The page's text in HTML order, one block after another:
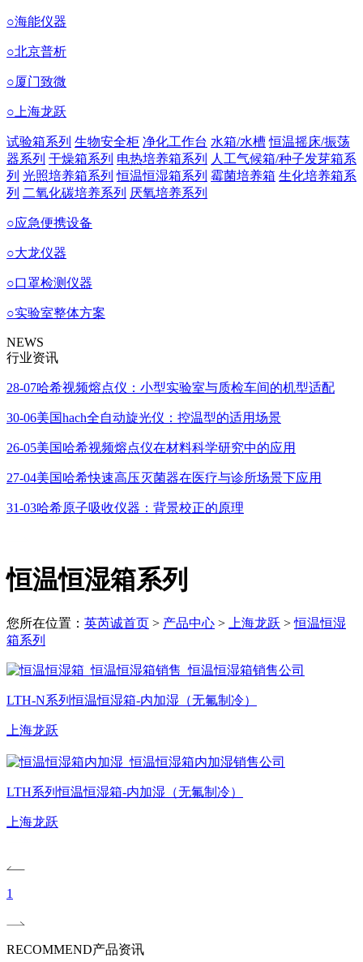
○海能仪器
○北京普析
○厦门致微
○上海龙跃
试验箱系列 生物安全柜 净化工作台 水箱/水槽 恒温摇床/振荡
器系列 干燥箱系列 电热培养箱系列 人工气候箱/种子发芽箱系
列 光照培养箱系列 恒温恒湿箱系列 霉菌培养箱 生化培养箱系
列 二氧化碳培养系列 厌氧培养系列
○应急便携设备
○大龙仪器
○ 口罩检测仪器
○实验室整体方案
NEWS
行业资讯
28-07哈希视频熔点仪：小型实验室与质检车间的机型适配
30-06美国hach全自动旋光仪：控温型的适用场景
26-05美国哈希视频熔点仪在材料科学研究中的应用
27-04美国哈希快速高压灭菌器在医疗与诊所场景下应用
31-03哈希原子吸收仪器：背景校正的原理
恒温恒湿箱系列
您所在位置： 英芮诚首页 > 产品中心 > 上海龙跃 >恒温恒湿
箱系列
LTH-N系列恒温恒湿箱-内加湿（无氟制冷）
上海龙跃
LTH系列恒温恒湿箱-内加湿（无氟制冷）
上海龙跃
1
RECOMMEND产品资讯